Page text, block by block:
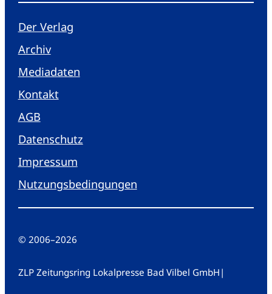
Der Verlag
Archiv
Mediadaten
Kontakt
AGB
Datenschutz
Impressum
Nutzungsbedingungen
© 2006–2026
ZLP Zeitungsring Lokalpresse Bad Vilbel GmbH |